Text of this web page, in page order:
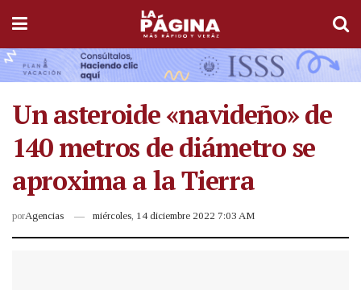
Un asteroide «navideño» de
140 metros de diámetro se
aproxima a la Tierra
porAgencias miércoles, 14 diciembre 2022 7:03 AM